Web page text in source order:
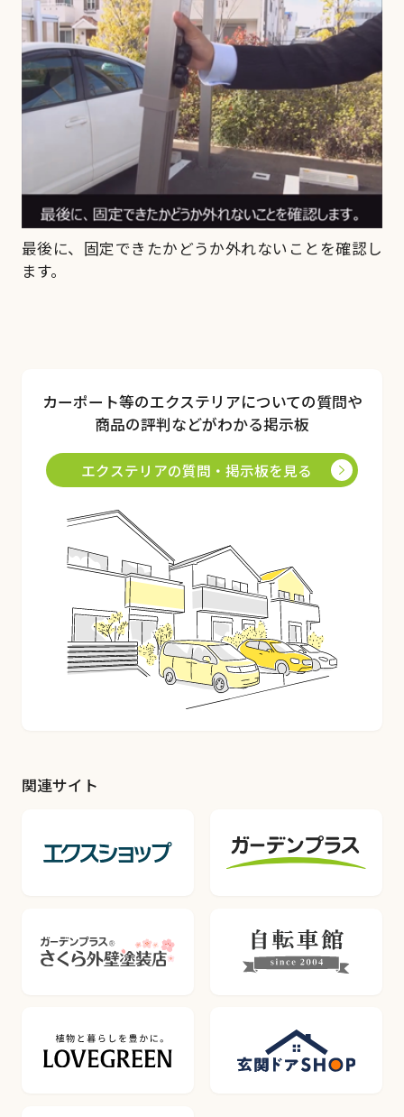
最後に、固定できたかどうか外れないことを確認し
ます。
カーポート等のエクステリアについての質問や
商品の評判などがわかる掲示板
エクステリアの質問・掲示板を見る
関連サイト